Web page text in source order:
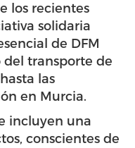
los recientes
solidaria
de DFM
del transporte de
las
en Murcia.
incluyen una
conscientes de